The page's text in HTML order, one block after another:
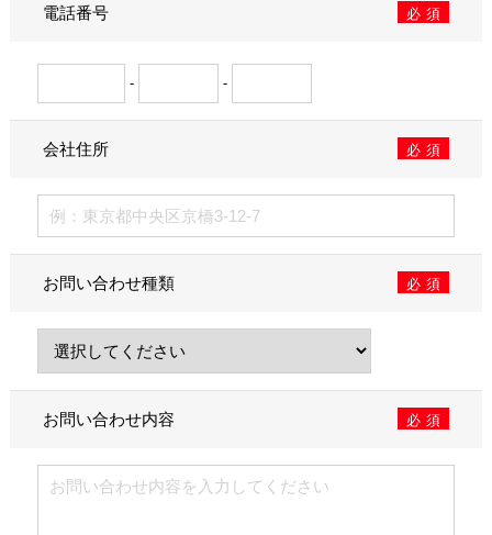
電話番号 必須
- -
会社住所 必須
お問い合わせ種類 必須
お問い合わせ内容 必須